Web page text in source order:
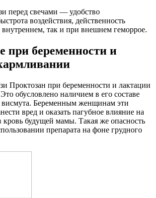
перед свечами — удобство
воздействия, действенность
внутреннем, так и при внешнем геморрое.
при беременности и
Проктозан при беременности и лактации
обусловлено наличием в его составе
Беременным женщинам эти
вред и оказать пагубное влияние на
будущей мамы. Такая же опасность
препарата на фоне грудного